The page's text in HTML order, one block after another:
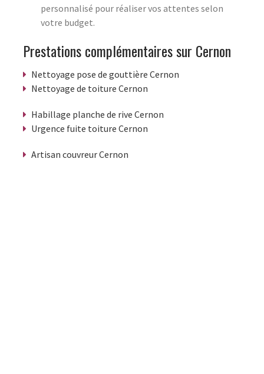
personnalisé pour réaliser vos attentes selon
votre budget.
Prestations complémentaires sur Cernon
Nettoyage pose de gouttière Cernon
Nettoyage de toiture Cernon
Habillage planche de rive Cernon
Urgence fuite toiture Cernon
Artisan couvreur Cernon